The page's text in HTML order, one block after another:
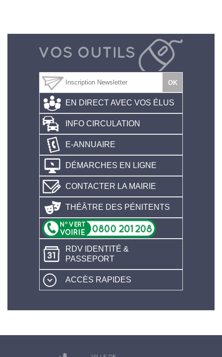
EN DIRECT AVEC VOS ÉLUS
INFO CIRCULATION
E-ANNUAIRE
DÉMARCHES EN LIGNE
CONTACTER LA MAIRIE
THÉÂTRE DES PÉNITENTS
RDV IDENTITÉ &
PASSEPORT
ACCÈS RAPIDES